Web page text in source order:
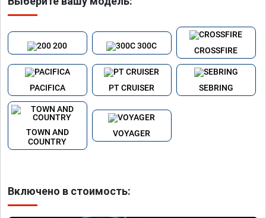
200 300C
CROSSFIRE
PACIFICA PT CRUISER SEBRING
TOWN AND
COUNTRY
VOYAGER
Включено в стоимость: